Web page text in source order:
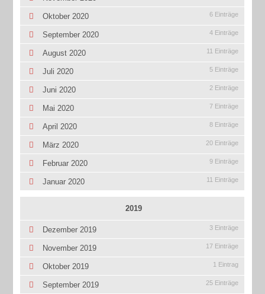
Oktober 2020 6 Einträge
September 2020 4 Einträge
August 2020 11 Einträge
Juli 2020 5 Einträge
Juni 2020 2 Einträge
Mai 2020 7 Einträge
April 2020 8 Einträge
März 2020 20 Einträge
Februar 2020 9 Einträge
Januar 2020 11 Einträge
2019
Dezember 2019 3 Einträge
November 2019 17 Einträge
Oktober 2019 1 Eintrag
September 2019 25 Einträge